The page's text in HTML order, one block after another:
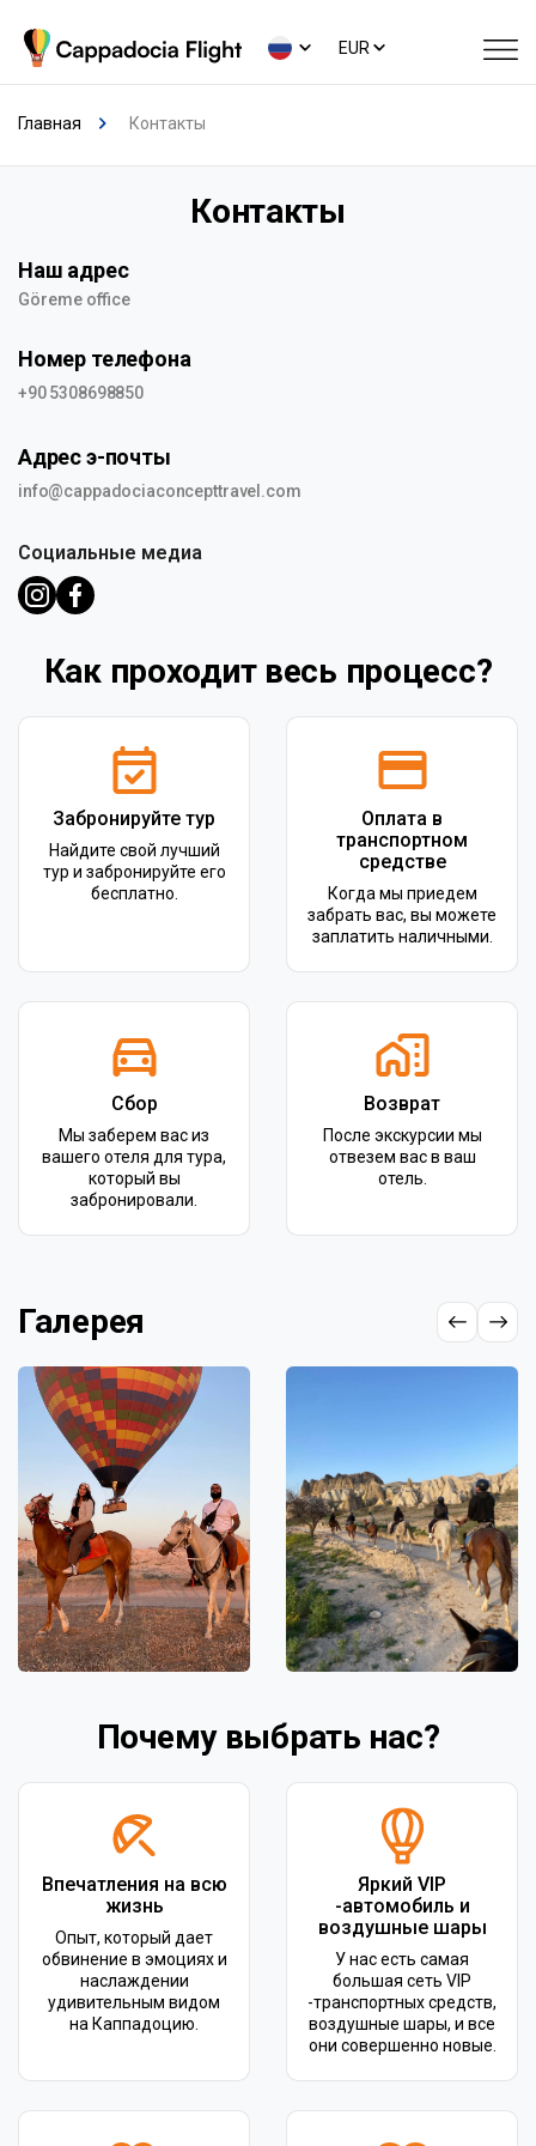
EUR
Главная Контакты
Контакты
Наш адрес
Göreme office
Номер телефона
+90 5308698850
Адрес э-почты
info@cappadociaconcepttravel.com
Социальные медиа
Как проходит весь процесс?
Забронируйте тур
Найдите свой лучший
тур и забронируйте его
бесплатно.
Оплата в
транспортном
средстве
Когда мы приедем
забрать вас, вы можете
заплатить наличными.
Сбор
Мы заберем вас из
вашего отеля для тура,
который вы
забронировали.
Возврат
После экскурсии мы
отвезем вас в ваш
отель.
Галерея
Почему выбрать нас?
Впечатления на всю
жизнь
Опыт, который дает
обвинение в эмоциях и
наслаждении
удивительным видом
на Каппадоцию.
Яркий VIP
-автомобиль и
воздушные шары
У нас есть самая
большая сеть VIP
-транспортных средств,
воздушные шары, и все
они совершенно новые.